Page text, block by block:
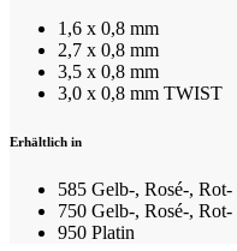
1,6 x 0,8 mm
2,7 x 0,8 mm
3,5 x 0,8 mm
3,0 x 0,8 mm TWIST
Erhältlich in
585 Gelb-, Rosé-,
750 Gelb-, Rosé-,
950 Platin